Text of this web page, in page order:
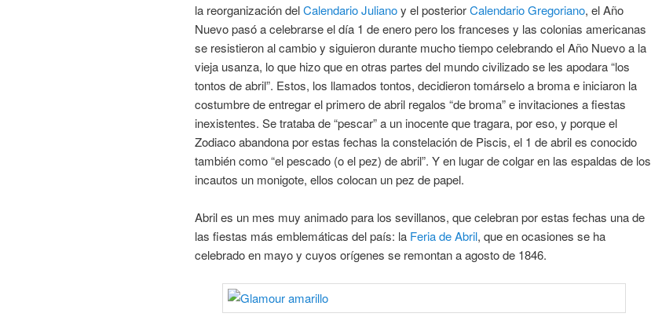
la reorganización delCalendario Julianoy el posteriorCalendario Gregoriano, el Año
Nuevo pasó a celebrarse el día 1 de enero pero los franceses y las colonias americanas
se resistieron al cambio y siguieron durante mucho tiempo celebrando el Año Nuevo a la
vieja usanza, lo que hizo que en otras partes del mundo civilizado se les apodara “los
tontos de abril”. Estos, los llamados tontos, decidieron tomárselo a broma e iniciaron la
costumbre de entregar el primero de abril regalos “de broma” e invitaciones a fiestas
inexistentes. Se trataba de “pescar” a un inocente que tragara, por eso, y porque el
Zodiaco abandona por estas fechas la constelación de Piscis, el 1 de abril es conocido
también como “el pescado (o el pez) de abril”. Y en lugar de colgar en las espaldas de los
incautos un monigote, ellos colocan un pez de papel.
Abril es un mes muy animado para los sevillanos, que celebran por estas fechas una de
las fiestas más emblemáticas del país: la Feria de Abril, que en ocasiones se ha
celebrado en mayo y cuyos orígenes se remontan a agosto de 1846.